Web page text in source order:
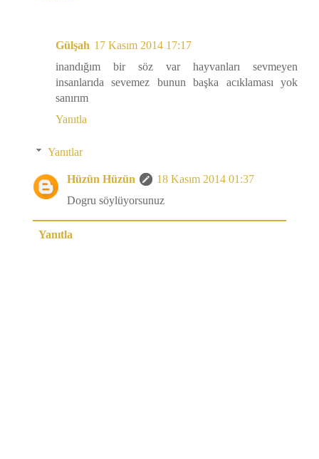
Gülşah 17 Kasım 2014 17:17
inandığım bir söz var hayvanları sevmeyen
insanlarıda sevemez bunun başka acıklaması yok
sanırım
Yanıtla
Yanıtlar
Hüzün Hüzün
18 Kasım 2014 01:37
Dogru söylüyorsunuz
Yanıtla